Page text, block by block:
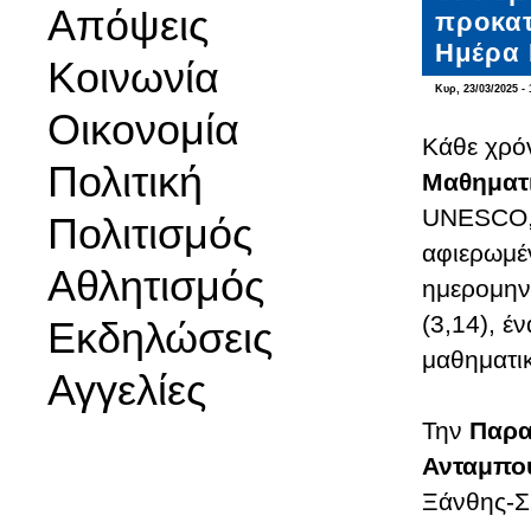
Απόψεις
Κοινωνία
Οικονομία
Πολιτική
Πολιτισμός
Αθλητισμός
Εκδηλώσεις
Αγγελίες
Κυρ, 23/03/2025 -
Κάθε
(3,14),
Την
Ξάνθης-